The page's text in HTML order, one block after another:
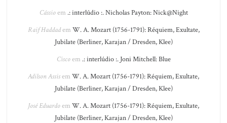
Cássioem .: interlúdio :. Nicholas Payton: Nick@Night
Raif Haddadem W. A. Mozart (1756-1791): Réquiem, Exultate,
Jubilate (Berliner, Karajan / Dresden, Klee)
Ciscoem .: interlúdio :. Joni Mitchell: Blue
Adilson Assisem W. A. Mozart (1756-1791): Réquiem, Exultate,
Jubilate (Berliner, Karajan / Dresden, Klee)
José Eduardoem W. A. Mozart (1756-1791): Réquiem, Exultate,
Jubilate (Berliner, Karajan / Dresden, Klee)